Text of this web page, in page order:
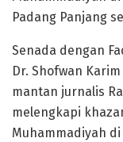
Padang Panjang
Senada dengan
Dr. Shofwan
mantan jurnalis
melengkapi
Muhammadiyah